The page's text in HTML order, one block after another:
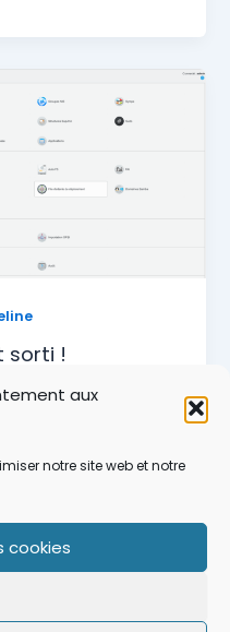
aux
notre site web et notre
cookies
sorti !
heureuse de vous
version majeure.